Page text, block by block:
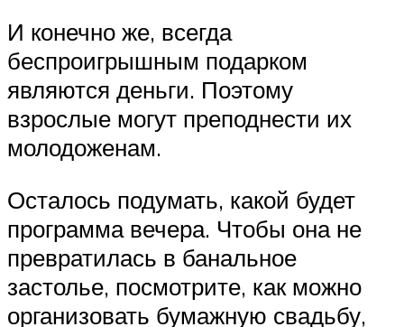
И конечно же, всегда
беспроигрышным подарком
являются деньги. Поэтому
взрослые могут преподнести их
молодоженам.
Осталось подумать, какой будет
программа вечера. Чтобы она не
превратилась в банальное
застолье, посмотрите, как можно
организовать бумажную свадьбу,